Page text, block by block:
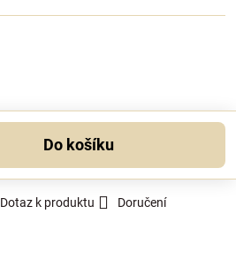
Do košíku
Dotaz k produktu Doručení